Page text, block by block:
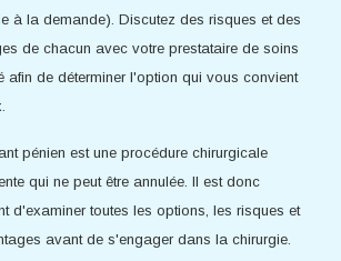
à la demande). Discutez des risques et des
de chacun avec votre prestataire de soins
afin de déterminer l'option qui vous convient
pénien est une procédure chirurgicale
qui ne peut être annulée. Il est donc
d'examiner toutes les options, les risques et
avant de s'engager dans la chirurgie.